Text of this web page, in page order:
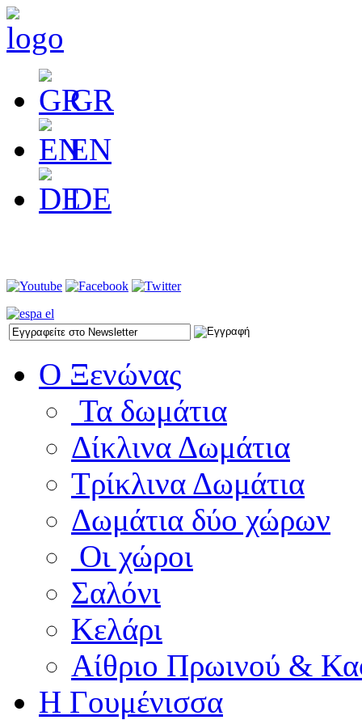
GR
EN
DE
Ο Ξενώνας
Τα δωμάτια
Δίκλινα Δωμάτια
Τρίκλινα Δωμάτια
Δωμάτια δύο χώρων
Οι χώροι
Σαλόνι
Κελάρι
Αίθριο Πρωινού &
Η Γουμένισσα